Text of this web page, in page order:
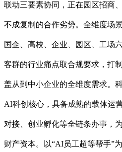
联动三要素协同，正在园区招商
不成复制的合作劣势。全维度场
国企、高校、企业、园区、工场
客群的行业痛点取合规要求，打
盖从到中小企业的全维度需求。
AI科创核心，具备成熟的载体运
对接、创业孵化等全链条办事，
财产资本。以“AI员工超等帮手”